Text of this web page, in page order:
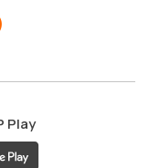
Play